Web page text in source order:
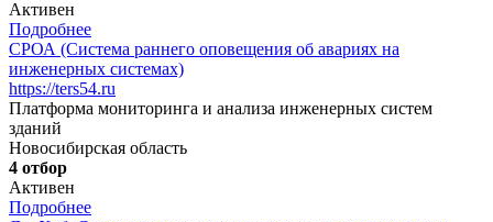
Активен
Подробнее
СРОА (Система раннего оповещения об авариях на
инженерных системах)
https://ters54.ru
Платформа мониторинга и анализа инженерных систем
зданий
Новосибирская область
4 отбор
Активен
Подробнее